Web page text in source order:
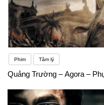
Phim Tâm lý
Quảng Trường – Agora –